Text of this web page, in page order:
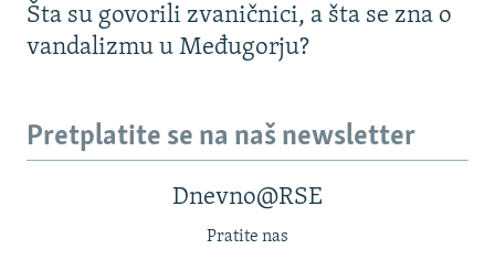
Šta su govorili zvaničnici, a šta se zna o
vandalizmu u Međugorju?
Pretplatite se na naš newsletter
Dnevno@RSE
Pratite nas